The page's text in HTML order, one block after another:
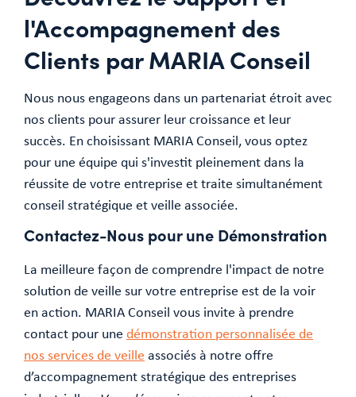
l'Accompagnement des
Clients par MARIA Conseil
Nous nous engageons dans un partenariat étroit avec
nos clients pour assurer leur croissance et leur
succès. En choisissant MARIA Conseil, vous optez
pour une équipe qui s'investit pleinement dans la
réussite de votre entreprise et traite simultanément
conseil stratégique et veille associée.
Contactez-Nous pour une Démonstration
La meilleure façon de comprendre l'impact de notre
solution de veille sur votre entreprise est de la voir
en action. MARIA Conseil vous invite à prendre
contact pour une démonstration personnalisée de
nos services de veille associés à notre offre
d’accompagnement stratégique des entreprises